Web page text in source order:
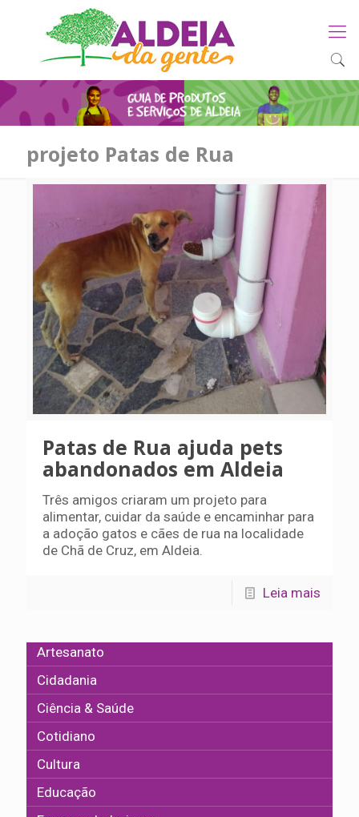
projeto Patas de Rua
Patas de Rua ajuda pets
abandonados em Aldeia
Três amigos criaram um projeto para
alimentar, cuidar da saúde e encaminhar para
a adoção gatos e cães de rua na localidade
de Chã de Cruz, em Aldeia.
Leia mais
Artesanato
Cidadania
Ciência & Saúde
Cotidiano
Cultura
Educação